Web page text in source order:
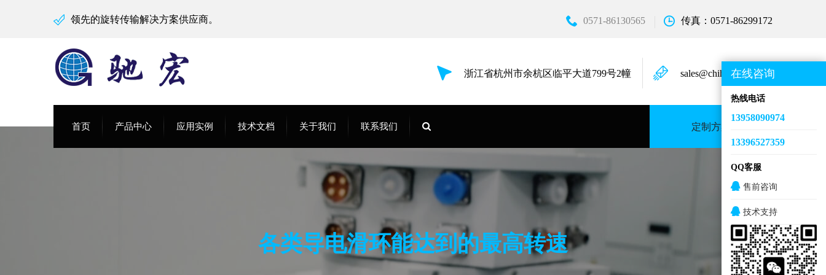
领先的旋转传输解决方案供应商。 0571-86130565 传真：0571-86299172
sales@chihongkeji.com
浙江省杭州市余杭区临平大道799号2幢
首页 产品中心 应用实例 技术文档 关于我们 联系我们 定制方案
各类导电滑环能达到的最高转速
在线咨询
热线电话
13958090974
13396527359
QQ客服
售前咨询
技术支持